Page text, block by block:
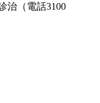
治（電話3100